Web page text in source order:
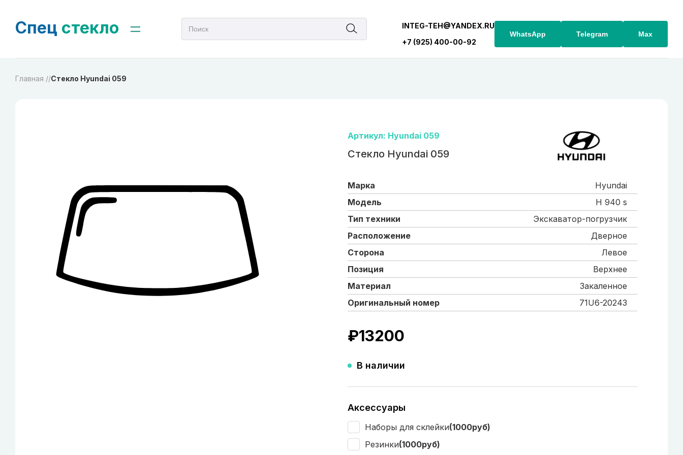
Спец стекло
INTEG-TEH@YANDEX.RU
+7 (925) 400-00-92
WhatsApp Telegram Max
Главная //Стекло Hyundai 059
Артикул: Hyundai 059
Стекло Hyundai 059
Марка
Hyundai
Модель
H 940 s
Тип техники
Экскаватор-погрузчик
Расположение
Дверное
Сторона
Левое
Позиция
Верхнее
Материал
Закаленное
Оригинальный номер
71U6-20243
₽13200
В наличии
Аксессуары
Наборы для склейки(1000руб)
Резинки(1000руб)